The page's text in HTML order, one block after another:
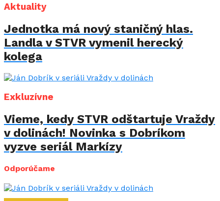
Aktuality
Jednotka má nový staničný hlas.
Landla v STVR vymenil herecký
kolega
Exkluzívne
Vieme, kedy STVR odštartuje Vraždy
v dolinách! Novinka s Dobríkom
vyzve seriál Markízy
Odporúčame